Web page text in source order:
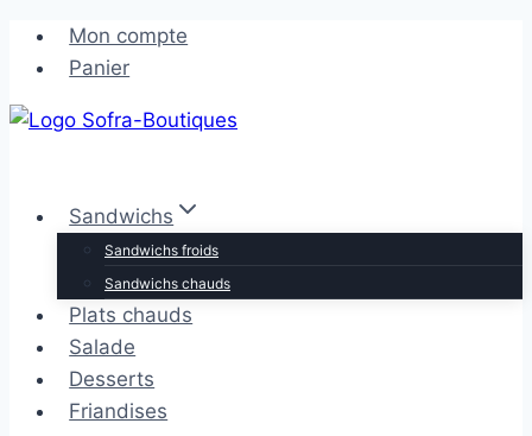
Aller
contenu
Aller
contenu
Mon compte
Panier
Sandwichs
Sandwichs froids
Sandwichs chauds
Plats chauds
Salade
Desserts
Friandises